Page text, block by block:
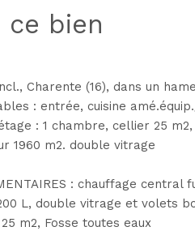
ce bien
Charente (16), dans un
: entrée, cuisine
: 1 chambre, cellier 25
1960 m2. double vitrage
: chauffage central
L, double vitrage et volets
m2, Fosse toutes eaux